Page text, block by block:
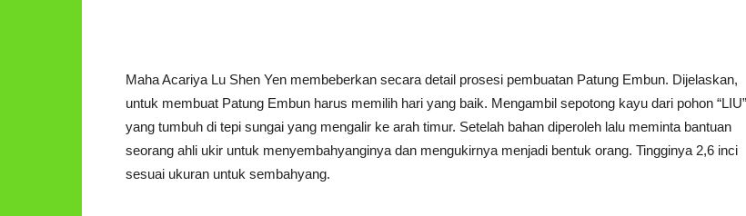
Maha Acariya Lu Shen Yen membeberkan secara detail prosesi pembuatan Patung Embun. Dijelaskan,
untuk membuat Patung Embun harus memilih hari yang baik. Mengambil sepotong kayu dari pohon
yang tumbuh di tepi sungai yang mengalir ke arah timur. Setelah bahan diperoleh lalu meminta bantuan
seorang ahli ukir untuk menyembahyanginya dan mengukirnya menjadi bentuk orang. Tingginya 2,6 inci
sesuai ukuran untuk sembahyang.